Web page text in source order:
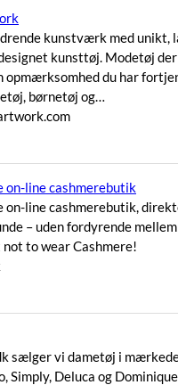
kunstværk med unikt,
kunsttøj. Modetøj
opmærksomhed du har
børnetøj og…
on-line cashmerebutik
on-line cashmerebutik,
– uden fordyrende
not to wear Cashmere!
sælger vi dametøj i
Simply, Deluca og